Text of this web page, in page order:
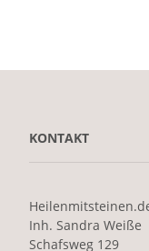
KONTAKT
Inh. Sandra Weiße
Schafsweg 129